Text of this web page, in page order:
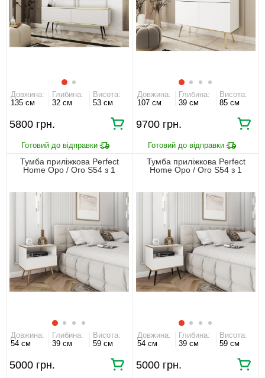
Довжина:
135 см
Глибина:
32 см
Висота:
53 см
5800 грн.
Довжина:
107 см
Глибина:
39 см
Висота:
85 см
9700 грн.
Тумба приліжкова Perfect
Home Оро / Oro S54 з 1
Довжина:
54 см
Глибина:
39 см
Висота:
59 см
5000 грн.
Тумба приліжкова Perfect
Home Оро / Oro S54 з 1
Довжина:
54 см
Глибина:
39 см
Висота:
59 см
5000 грн.